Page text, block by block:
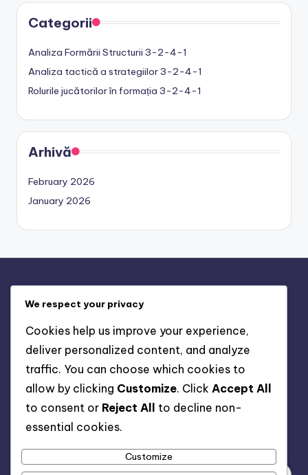
Categorii
Analiza Formării Structurii 3-2-4-1
Analiza tactică a strategiilor 3-2-4-1
Rolurile jucătorilor în formația 3-2-4-1
Arhivă
February 2026
January 2026
Despre
Termeni de utilizare
Preferințe cookie
Politica de confidențialitate
We respect your privacy
Cookies help us improve your experience,
deliver personalized content, and analyze
traffic. You can choose which cookies to
allow by clicking Customize. Click Accept All
to consent or Reject All
to decline non-
essential cookies.
Customize